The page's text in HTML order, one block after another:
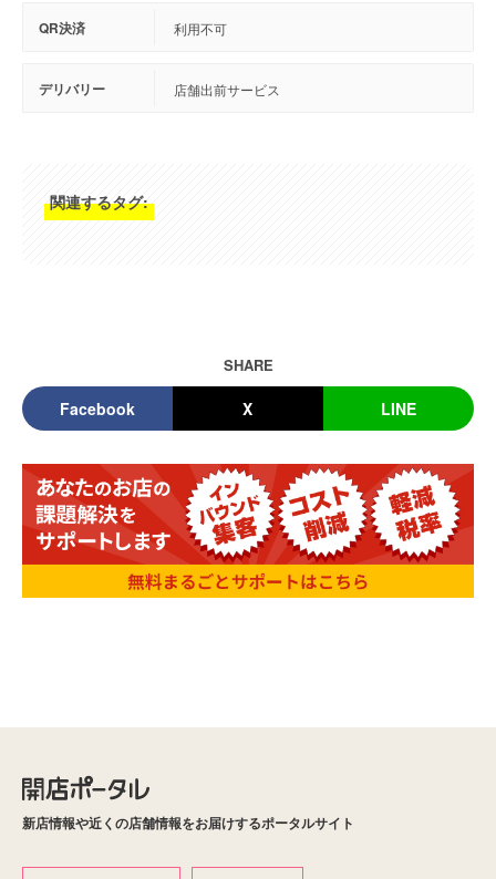
QR決済 利用不可
デリバリー 店舗出前サービス
関連するタグ:
SHARE
Facebook X LINE
新店情報や近くの店舗情報をお届けするポータルサイト